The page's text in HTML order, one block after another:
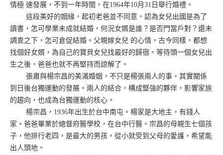
情極 速發展，不到一年時間，在1964年10月31日舉行婚禮。
這段美好的姻緣，起初老爸並不同意，認為女兒出國是為了
讀書，怎可學業未成就結婚，何況女婿是誰？是否門當戶對？還未
調查之下，怎可倉促結婚。父親嫁女兒 的心情，古今同樣，都想
找個好女婿，為自己的寶貝女兒找最好的歸宿。等待頭一個女兒出
生之後，爸爸也就不再堅持而諒解了。
張肅與楊宗昌的美滿婚姻，不只是楊張兩人的事，其實關係
到日後台獨運動的發展。兩人的結合，構成堅強的夥伴，影響家族
的趨向，也成為台獨運動的核心。
楊宗昌，1936年出生於台中南屯。楊家是大地主，有錢人
家。爸爸畢業於總督府醫學校，在台中行醫。宗昌的母親生七個孩
子，他排行老四，是最大的男孩，從小就受到父母的愛護，希望能
出人頭地。